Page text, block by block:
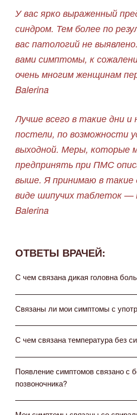
У вас ярко выраженный
синдром. Тем более по
вас патологий не
вами симптомы, к
очень многим женщинам
Balerina
Лучше всего в такие дни и
постели, по возможности
выходной. Меры, которые
предпринять при ПМС
выше. Я принимаю в такие
виде шипучих таблеток —
Balerina
ОТВЕТЫ ВРАЧЕЙ:
С чем связана дикая головна
Связаны ли мои симптомы с
С чем связана температура без
Появление симптомов связано с
позвоночника?